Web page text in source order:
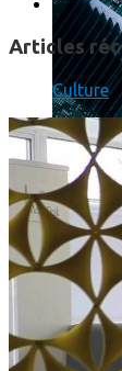
Prendre
Articles
Culture